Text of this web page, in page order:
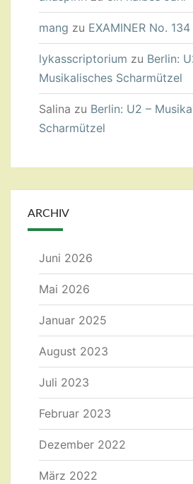
mang zu EXAMINER No. 134
lykasscriptorium zu Berlin:
Musikalisches Scharmützel
Salina zu Berlin: U2 –
Scharmützel
ARCHIV
Juni 2026
Mai 2026
Januar 2025
August 2023
Juli 2023
Februar 2023
Dezember 2022
März 2022